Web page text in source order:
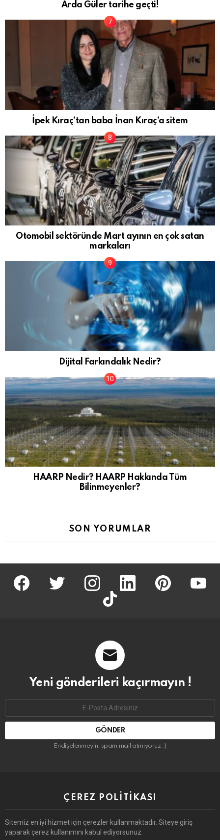
Arda Güler tarihe geçti!
İpek Kıraç’tan baba İnan Kıraç’a sitem
Otomobil sektöründe Mart ayının en çok satan
markaları
Dijital Farkındalık Nedir?
HAARP Nedir? HAARP Hakkında Tüm
Bilinmeyenler?
SON YORUMLAR
facebook twitter İnstagram linkedin pinterest
tiktok
Yeni gönderileri kaçırmayın !
Endişelenmeyin, spam mail atmıyoruz :)
ÇEREZ POLITIKASI
Sitemiz en iyi hizmet için çerezler kullanmaktadır. Siteye giriş
yaparak çerez kullanımını kabul ediyorsunuz.